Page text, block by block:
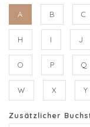
A B C
H I J
O P Q
W X Y
Zusätzlicher